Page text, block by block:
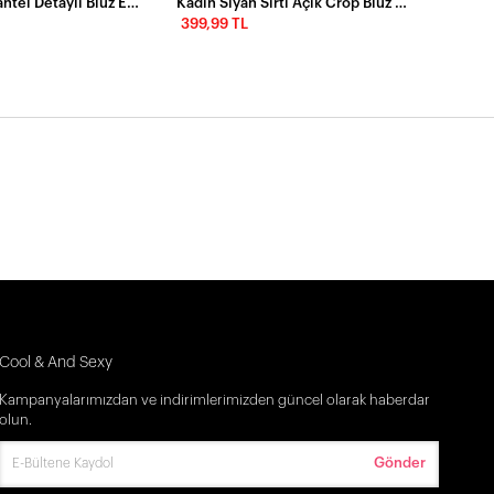
399,99 TL
Cool & And Sexy
Kampanyalarımızdan ve indirimlerimizden güncel olarak haberdar
olun.
Gönder